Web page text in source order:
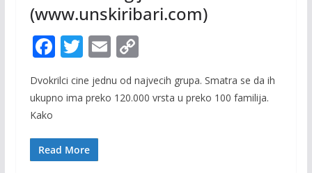
(www.unskiribari.com)
F
ac
e
o
o
T
itt
er
E
m
ai
C
p
Dvokrilci cine jednu od najvecih grupa. Smatra se da ih
ukupno ima preko 120.000 vrsta u preko 100 familija.
Kako
Read More